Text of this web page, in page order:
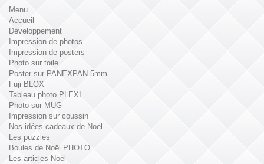
Menu
Accueil
Développement
Impression de photos
Impression de posters
Photo sur toile
Poster sur PANEXPAN 5mm
Fuji BLOX
Tableau photo PLEXI
Photo sur MUG
Impression sur coussin
Nos idées cadeaux de Noël
Les puzzles
Boules de Noël PHOTO
Les articles Noël